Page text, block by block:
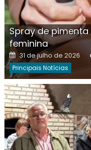
Spray de
feminina
Posted
on
31 de julho de 2026
Principais Notícias